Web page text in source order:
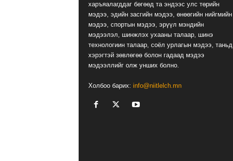
харъяалагддаг бөгөөд та эндээс улс төрийн
мэдээ, эдийн засгийн мэдээ, өнөөгийн нийгмийн
мэдээ, спортын мэдээ, эрүүл мэндийн
мэдээлэл, шинжлэх ухааны талаар, шинэ
технологиин талаар, соёл урлагын мэдээ, таньд
хэрэгтэй зөвлөгөө болон гадаад мэдээ
мэдээллийг олж унших болно.
Холбоо барих: info@niitlelch.mn